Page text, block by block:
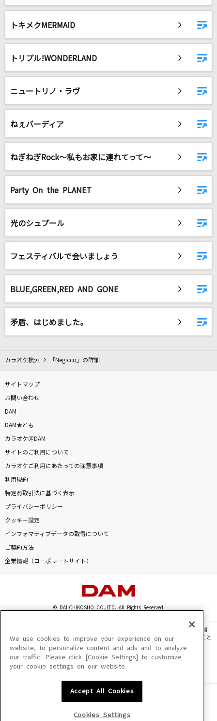
トキメクMERMAID
トリプル!WONDERLAND
ニュートリノ・ラヴ
ねぇバーディア
ねぎねぎRock～私もお家に連れてって～
Party On the PLANET
光のシュプール
フェスティバルで会いましょう
BLUE,GREEN,RED AND GONE
矛盾、はじめました。
カラオケ検索 「Negicco」の詳細
サイトマップ
お問い合わせ
DAM
DAM★とも
カラオケ＠DAM
サイトのご利用について
カラオケご利用にあたっての注意事項
利用規約
特定商取引法に基づく表示
プライバシーポリシー
クッキー設定
インフォマティブデータの取得について
ご契約方法
企業情報（コーポレートサイト）
© DAIICHIKOSHO CO.,LTD. All Rights Reserved.
このサイトに掲載されている一切の文章・画像・写真・動画・音声等を、手段や形態
を問わず、著作権法の定める範囲を超えて無断で複製、転載、ファイル化などすること
を禁じます。
楽曲及びコンテンツは、機種によりご利用いただけない場合があります。
楽曲及びコンテンツの配信日、配信内容が変更になる場合があります。
We use cookies to improve your experience on our
website, to personalize content and ads and to analyze
our traffic. Please click [Cookie Settings] to customize
your cookie settings on our website.
Accept All Cookies
Cookies Settings